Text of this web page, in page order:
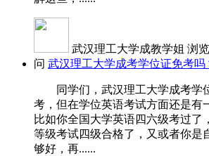
武汉理工大学成教学姐 浏
问 武汉理工大学成考学位证免考吗
同学们，武汉理工大学成考学
考，但在学位英语考试方面还是有
比如你全国大学英语四六级考过了
等级考试四级合格了，又或者你是
够好，再......